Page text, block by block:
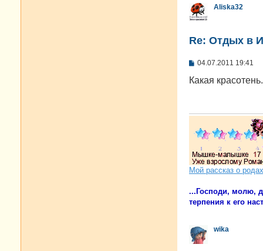
Aliska32
Re: Отдых в
С
о
н
е
04.07.2011 19:41
Какая
Мой рассказ о родах
...Господи, молю,
терпения к его
wika